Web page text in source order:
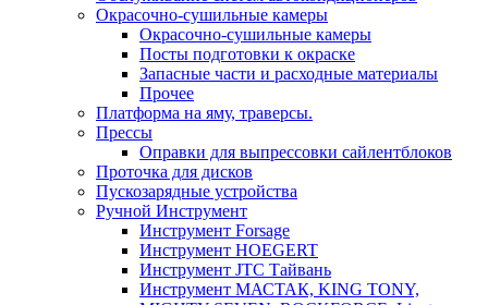
Окрасочно-сушильные камеры
Окрасочно-сушильные камеры
Посты подготовки к окраске
Запасные части и расходные материалы
Прочее
Платформа на яму, траверсы.
Прессы
Оправки для выпрессовки сайлентблоков
Проточка для дисков
Пускозарядные устройства
Ручной Инструмент
Инструмент Forsage
Инструмент HOEGERT
Инструмент JTC Тайвань
Инструмент МАСТАК, KING TONY,